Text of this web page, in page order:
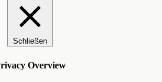
Schließen
Overview